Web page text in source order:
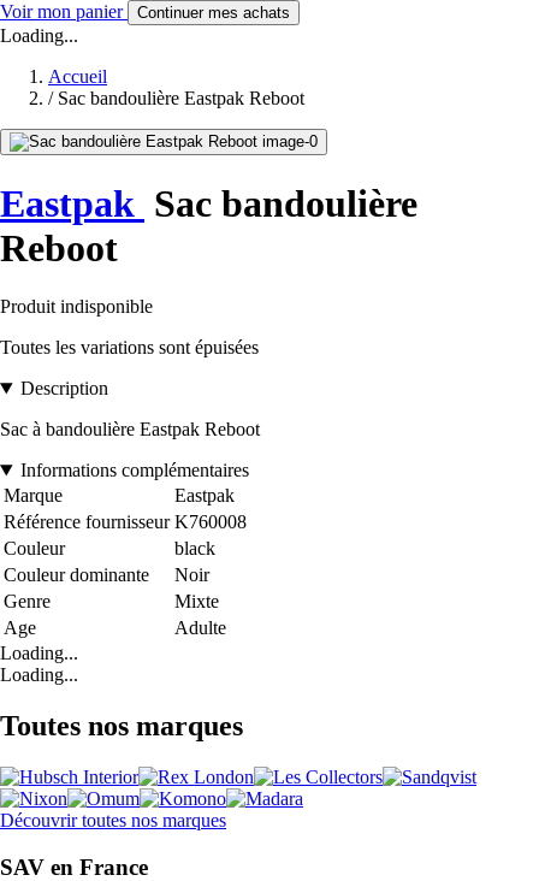
Voir mon panier Continuer mes achats
Loading...
Accueil
/ Sac bandoulière Eastpak Reboot
Eastpak Sac bandoulière
Reboot
Produit indisponible
Toutes les variations sont épuisées
Description
Sac à bandoulière Eastpak Reboot
Informations complémentaires
Marque
Eastpak
Référence fournisseur K760008
Couleur
black
Couleur dominante
Noir
Genre
Mixte
Age
Adulte
Loading...
Loading...
Toutes nos marques
Découvrir toutes nos marques
SAV en France